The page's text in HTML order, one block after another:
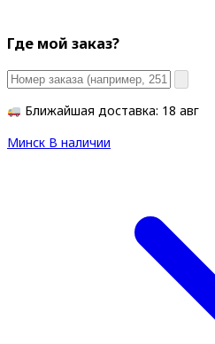
Где мой заказ?
Ближайшая доставка: 18 авг
Минск В наличии